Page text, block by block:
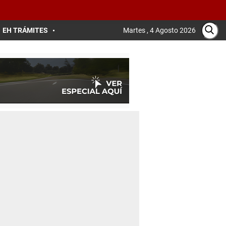
EH TRÁMITES Martes , 4 Agosto 2026